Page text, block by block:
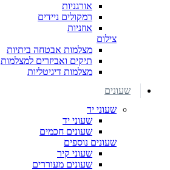
אורגניות
רמקולים ניידים
אוזניות
צילום
מצלמות אבטחה ביתיות
תיקים ואביזרים למצלמות
מצלמות דיגיטליות
שעונים
שעוני יד
שעוני יד
שעונים חכמים
שעונים נוספים
שעוני קיר
שעונים מעוררים